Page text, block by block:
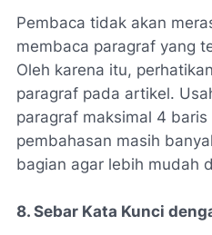
Pembaca tidak akan
membaca paragraf yang
Oleh karena itu,
paragraf pada artikel.
paragraf maksimal 4
pembahasan masih
bagian agar lebih mudah
8. Sebar Kata Kunci